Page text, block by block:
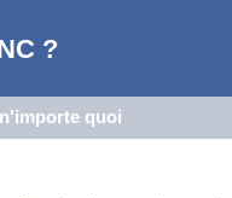
?
quoi